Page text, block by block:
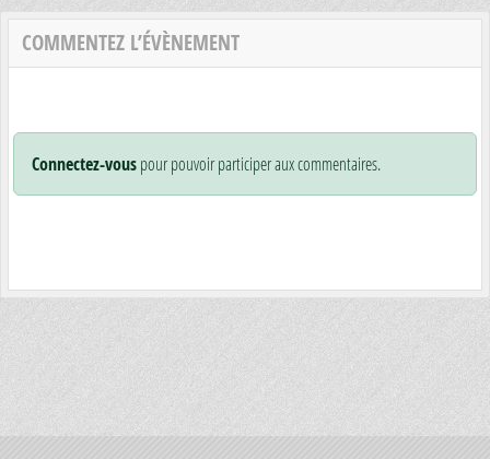
COMMENTEZ L’ÉVÈNEMENT
Connectez-vouspour pouvoir participer aux commentaires.